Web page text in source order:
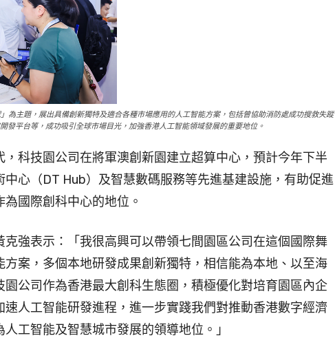
為主題，展出具備創新獨特及適合各種市場應用的人工智能方案，包括曾協助消防處成功搜救失蹤
發平台等，成功吸引全球市場目光，加強香港人工智能領域發展的重要地位。
科技園公司在將軍澳創新園建立超算中心，預計今年下半
心（DT Hub）及智慧數碼服務等先進基建設施，有助促進
國際創科中心的地位。
強表示：「我很高興可以帶領七間園區公司在這個國際舞
方案，多個本地研發成果創新獨特，相信能為本地、以至海
園公司作為香港最大創科生態圈，積極優化對培育園區內企
人工智能研發進程，進一步實踐我們對推動香港數字經濟
工智能及智慧城市發展的領導地位。」